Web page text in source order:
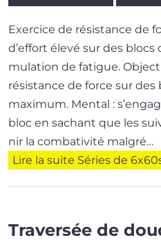
Exercice de résis­tance de
d’ef­fort éle­vé sur des
mu­la­tion de fatigue.
résis­tance de force sur
maximum. Mental :
bloc en sachant que les
nir la com­ba­ti­vi­té mal­gré…
Lire la suite Séries de
Traversée de